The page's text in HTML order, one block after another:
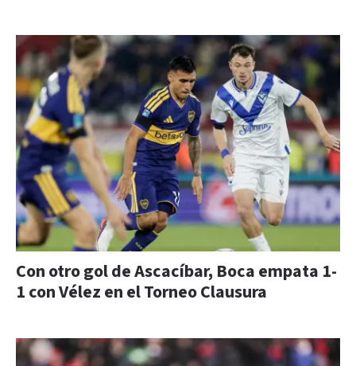
Con otro gol de Ascacíbar, Boca empata 1-
1 con Vélez en el Torneo Clausura